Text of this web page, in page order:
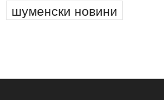
шуменски новини